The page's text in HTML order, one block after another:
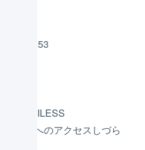
– 12:53
びLOGILESS
）へのアクセスしづら